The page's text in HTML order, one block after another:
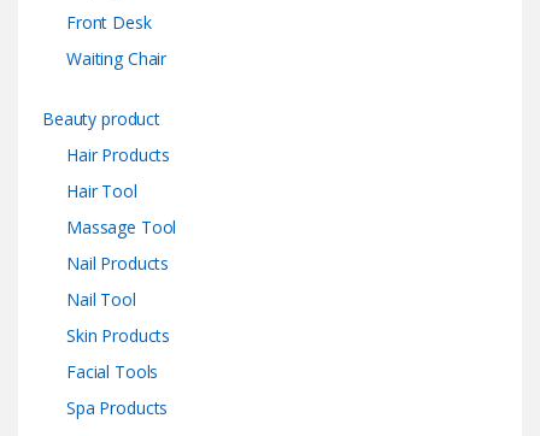
Front Desk
Waiting Chair
Beauty product
Hair Products
Hair Tool
Massage Tool
Nail Products
Nail Tool
Skin Products
Facial Tools
Spa Products